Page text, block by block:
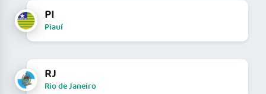
PI
Piauí
RJ
Rio de Janeiro